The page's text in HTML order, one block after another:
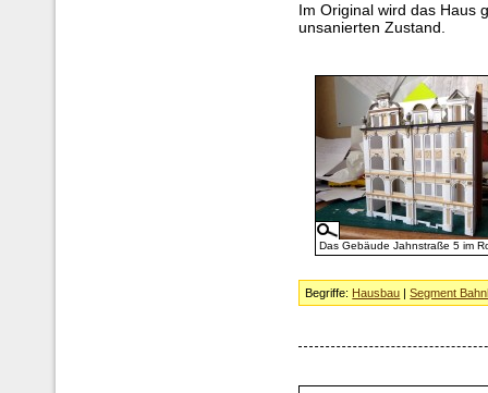
Im Original wird das Haus
unsanierten Zustand.
Das Gebäude Jahnstraße 5 im
Begriffe: Hausbau |Segment